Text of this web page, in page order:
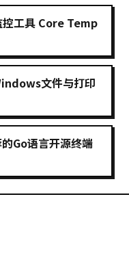
控工具 Core Temp
文件与打印
Go语言开源终端